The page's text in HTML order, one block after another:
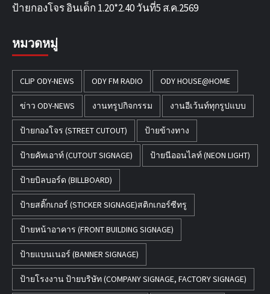
ป้ายกองโจร อินเด็ก 1.20*2.40 วันที่5 ส.ค.2569
หมวดหมู่
CLIP ODY-NEWS ODY FM RADIO ODY HOUSE@HOME
ข่าว ODY-NEWS งานทรูปกิจกรรม งานอีเว้นท์ทุกรูปแบบ
ป้ายกองโจร (STREET CUTOUT) ป้ายข้างทาง
ป้ายคัทเอาท์ (CUTOUT SIGNAGE) ป้ายนีออนไลท์ (NEON LIGHT)
ป้ายบิลบอร์ด (BILLBOARD)
ป้ายสติ๊กเกอร์ (STICKER SIGNAGE)สติกเกอร์ซีทรู
ป้ายหน้าอาคาร (FRONT BUILDING SIGNAGE)
ป้ายแบนเนอร์ (BANNER SIGNAGE)
ป้ายโรงงาน ป้ายบริษัท (COMPANY SIGNAGE, FACTORY SIGNAGE)